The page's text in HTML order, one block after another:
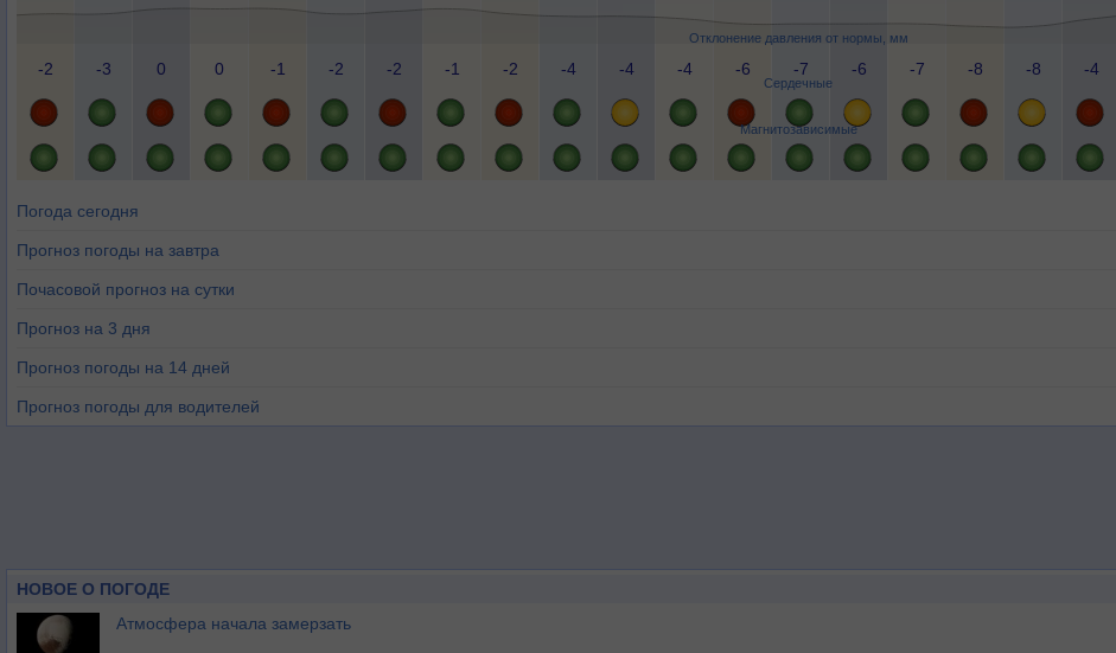
Отклонение давления от нормы, мм
Сердечные
Магнитозависимые
-2 -3 0 0 -1 -2 -2 -1 -2 -4 -4 -4 -6 -7 -6 -7 -8 -8 -4
Погода сегодня
Прогноз погоды на завтра
Почасовой прогноз на сутки
Прогноз на 3 дня
Прогноз погоды на 14 дней
Прогноз погоды для водителей
НОВОЕ О ПОГОДЕ
Атмосфера начала замерзать